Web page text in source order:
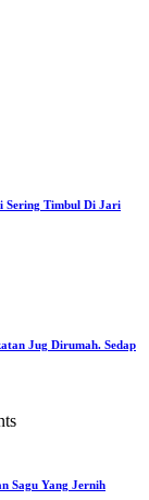
Sering Timbul Di Jari
Jug Dirumah. Sedap
Sagu Yang Jernih